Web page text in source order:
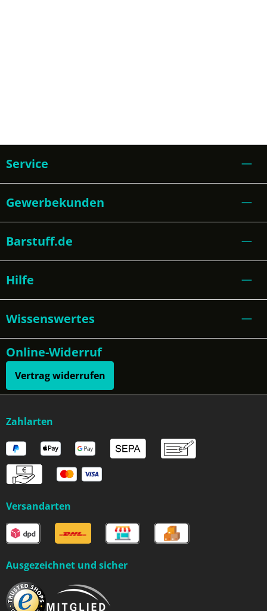
Service
Gewerbekunden
Barstuff.de
Hilfe
Wissenswertes
Online-Widerruf
Vertrag widerrufen
Zahlarten
Versandarten
Ausgezeichnet und sicher